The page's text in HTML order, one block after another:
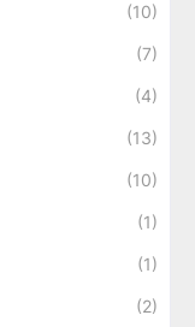
(10)
(7)
(4)
(13)
(10)
(1)
(1)
(2)